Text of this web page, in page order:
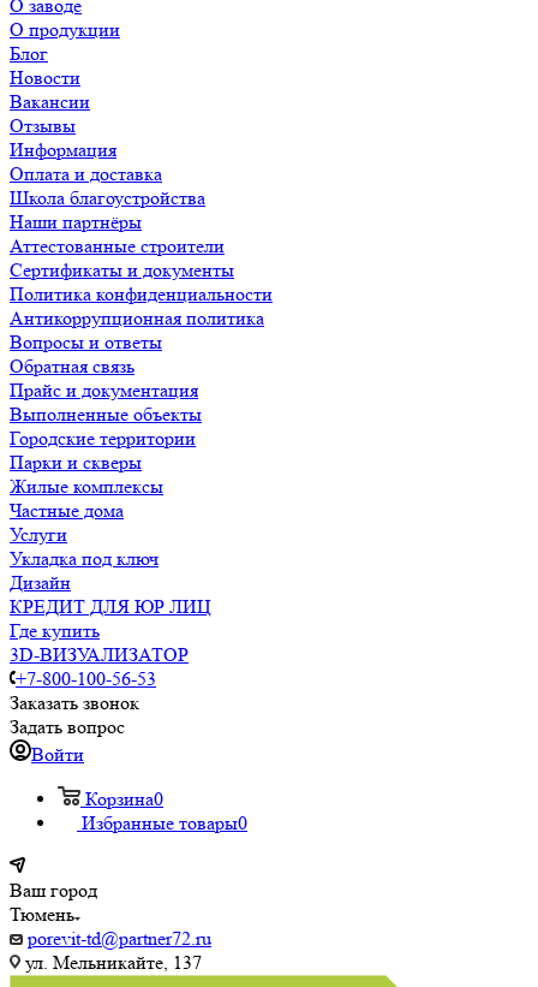
О заводе
О продукции
Блог
Новости
Вакансии
Отзывы
Информация
Оплата и доставка
Школа благоустройства
Наши партнёры
Аттестованные строители
Сертификаты и документы
Политика конфиденциальности
Антикоррупционная политика
Вопросы и ответы
Обратная связь
Прайс и документация
Выполненные объекты
Городские территории
Парки и скверы
Жилые комплексы
Частные дома
Услуги
Укладка под ключ
Дизайн
КРЕДИТ ДЛЯ ЮР ЛИЦ
Где купить
3D-ВИЗУАЛИЗАТОР
+7-800-100-56-53
Заказать звонок
Задать вопрос
Войти
Корзина0
Избранные товары0
Ваш город
Тюмень
porevit-td@partner72.ru
ул. Мельникайте, 137